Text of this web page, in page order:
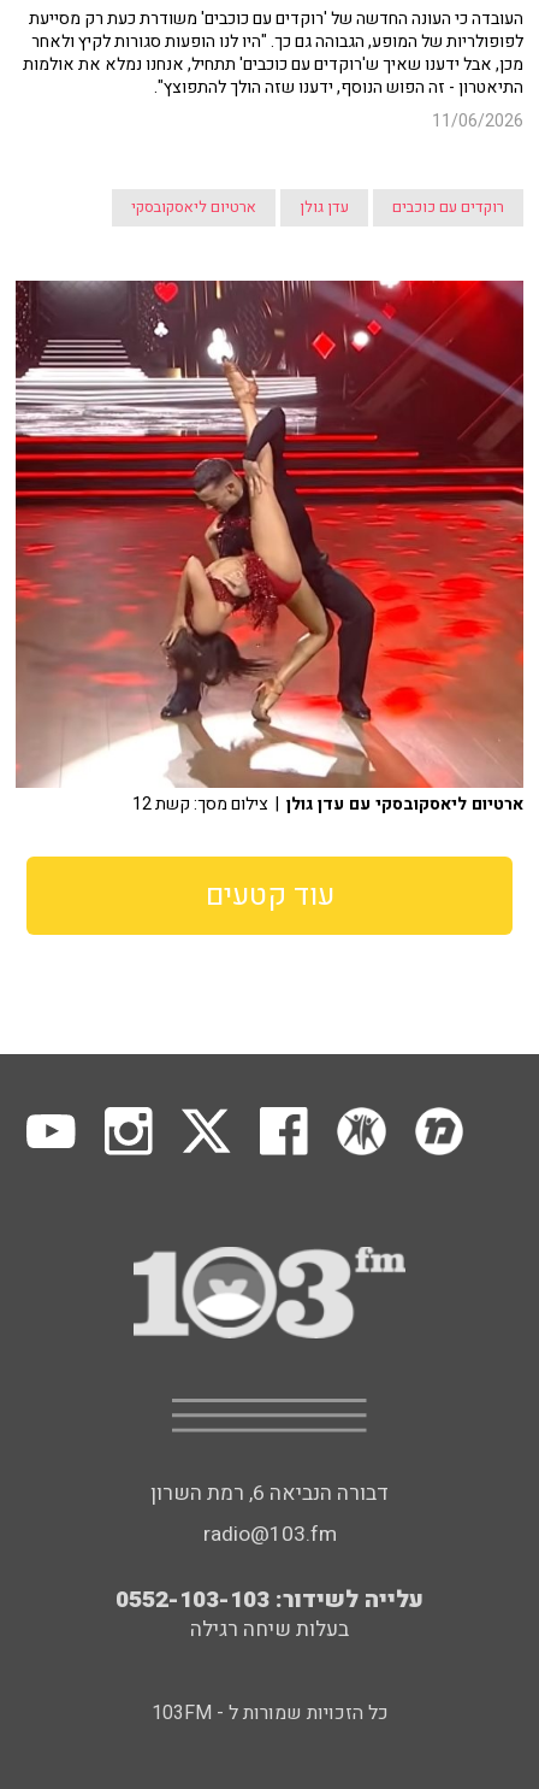
העובדה כי העונה החדשה של 'רוקדים עם כוכבים' משודרת כעת רק מסייעת
לפופולריות של המופע, הגבוהה גם כך. "היו לנו הופעות סגורות לקיץ ולאחר
מכן, אבל ידענו שאיך ש'רוקדים עם כוכבים' תתחיל, אנחנו נמלא את אולמות
התיאטרון - זה הפוש הנוסף, ידענו שזה הולך להתפוצץ".
11/06/2026
רוקדים עם כוכבים עדן גולן ארטיום ליאסקובסקי
ארטיום ליאסקובסקי עם עדן גולן | צילום מסך: קשת 12
עוד קטעים
דבורה הנביאה 6, רמת השרון
radio@103.fm
עלייה לשידור: 0552-103-103
בעלות שיחה רגילה
כל הזכויות שמורות ל - 103FM